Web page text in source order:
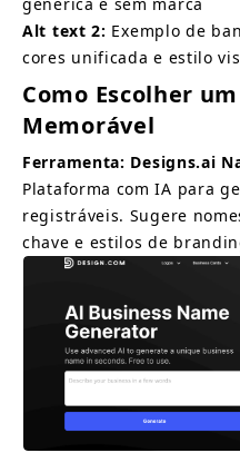
Alt text 2: Exemplo de
cores unificada e estilo
Como Escolher
Memorável
Ferramenta: Designs.ai
Plataforma com IA para
registráveis. Sugere
chave e estilos de